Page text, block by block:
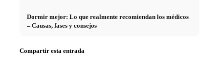
Dormir mejor: Lo que realmente recomiendan los médicos
– Causas, fases y consejos
Compartir esta entrada